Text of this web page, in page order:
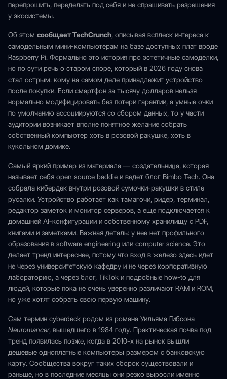
перепрошить, переделать под себя и не спрашивать разрешения
у экосистемы.
Об этом сообщает TechCrunch, описывая всплеск интереса к
самодельным мини-компьютерам на базе доступных плат вроде
Raspberry Pi. Формально это история про эстетичные самоделки,
но по сути речь о старом споре, который в 2026 году снова
стал острым: кому на самом деле принадлежит устройство
после покупки. Если смартфон за тысячу долларов нельзя
нормально модифицировать без потери гарантии, а умные очки
по умолчанию ассоциируются со сбором данных, то у части
аудитории возникает вполне понятное желание собрать
собственный компьютер хоть в розовой ракушке, хоть в
кукольном домике.
Самый яркий пример из материала — создательница, которая
называет себя open source baddie и ведет блог Bimbo Tech. Она
собрала кибердек внутри розовой сумочки-ракушки в стиле
русалки. Устройство работает как тамагочи, ридер, терминал,
редактор заметок и монитор серверов, а еще подключается к
домашней AI-конфигурации и собственному хранилищу с PDF,
книгами и заметками. Важная деталь: у нее нет профильного
образования в software engineering или computer science. Это
делает тренд интереснее, потому что вход в железо здесь идет
не через университетскую кафедру и не через корпоративную
лабораторию, а через блог, TikTok и подробные how-to для
людей, которые пока не очень уверенно различают RAM и ROM,
но уже хотят собрать свою первую машину.
Сам термин cyberdeck родом из романа Уильяма Гибсона
Neuromancer, вышедшего в 1984 году. Практическая почва под
тренд появилась позже, когда в 2010-х на рынок вышли
дешевые одноплатные компьютеры размером с банковскую
карту. Сообщества вокруг таких сборок существовали и
раньше, но в последние месяцы они резко выросли именно